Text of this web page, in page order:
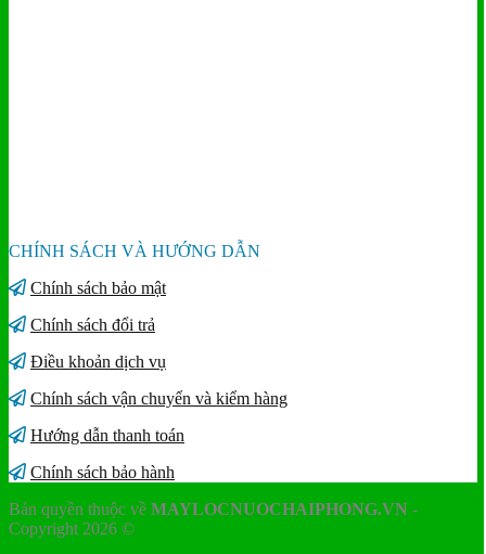
CHÍNH SÁCH VÀ HƯỚNG DẪN
Chính sách bảo mật
Chính sách đổi trả
Điều khoản dịch vụ
Chính sách vận chuyển và kiểm hàng
Hướng dẫn thanh toán
Chính sách bảo hành
Bản quyền thuộc về MAYLOCNUOCHAIPHONG.VN -
Copyright 2026 ©